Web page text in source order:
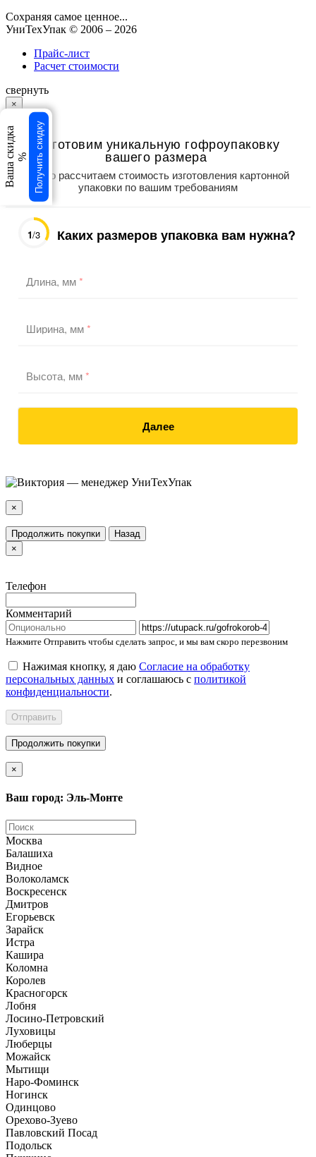
Сохраняя самое ценное...
УниТехУпак © 2006 – 2026
Прайс-лист
Расчет стоимости
свернуть
×
Изготовим уникальную гофроупаковку
вашего размера
Точно рассчитаем стоимость изготовления картонной
упаковки по вашим требованиям
1/3 Каких размеров упаковка вам нужна?
Длина, мм*
Ширина, мм*
Высота, мм*
Далее
×
Продолжить покупки
Назад
×
Телефон
Комментарий
Нажмите Отправить чтобы сделать запрос, и мы вам скоро перезвоним
Нажимая кнопку, я даю Согласие на обработку
персональных данных и соглашаюсь с политикой
конфиденциальности.
Отправить
Продолжить покупки
Ваша скидка % Получить скидку
×
Ваш город: Эль-Монте
Москва
Балашиха
Видное
Волоколамск
Воскресенск
Дмитров
Егорьевск
Зарайск
Истра
Кашира
Коломна
Королев
Красногорск
Лобня
Лосино-Петровский
Луховицы
Люберцы
Можайск
Мытищи
Наро-Фоминск
Ногинск
Одинцово
Орехово-Зуево
Павловский Посад
Подольск